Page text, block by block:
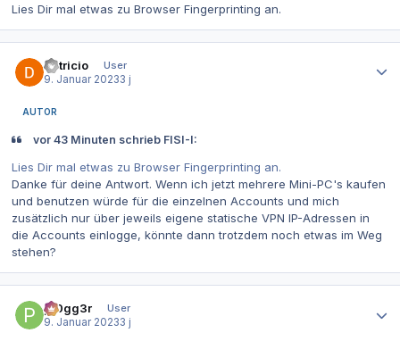
Lies Dir mal etwas zu Browser Fingerprinting an.
Patricio
User
9. Januar 20233 j
AUTOR
vor 43 Minuten schrieb FISI-I:
Lies Dir mal etwas zu Browser Fingerprinting an.
Danke für deine Antwort. Wenn ich jetzt mehrere Mini-PC's kaufen
und benutzen würde für die einzelnen Accounts und mich
zusätzlich nur über jeweils eigene statische VPN IP-Adressen in
die Accounts einlogge, könnte dann trotzdem noch etwas im Weg
stehen?
pr0gg3r
User
9. Januar 20233 j